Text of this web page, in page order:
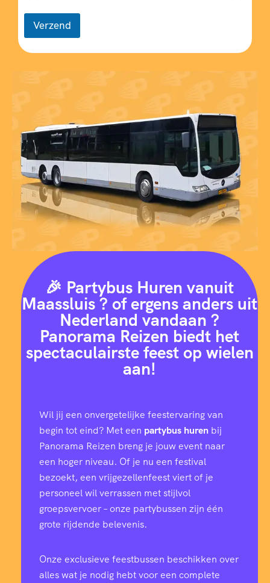
Verzend
🎉 Partybus Huren vanuit
Maassluis ? of ergens anders uit
Nederland vandaan ?
Panorama Reizen biedt het
spectaculairste feest op wielen
aan!
Wil jij een onvergetelijke feestervaring van
begin tot eind? Met een partybus huren bij
Panorama Reizen breng je jouw event naar
een hoger niveau. Of je nu een festival
bezoekt, een vrijgezellenfeest viert of je
personeel wil verrassen met stijlvol
groepsvervoer – onze partybussen zijn één
grote rijdende belevenis.
Onze exclusieve feestbussen beschikken over
alles wat je nodig hebt voor een complete